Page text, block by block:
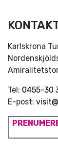
Karlskrona
Tel: 0455-30
E-post: